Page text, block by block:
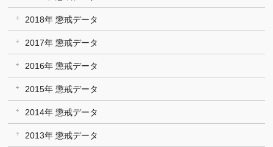
2018年 懲戒データ
2017年 懲戒データ
2016年 懲戒データ
2015年 懲戒データ
2014年 懲戒データ
2013年 懲戒データ